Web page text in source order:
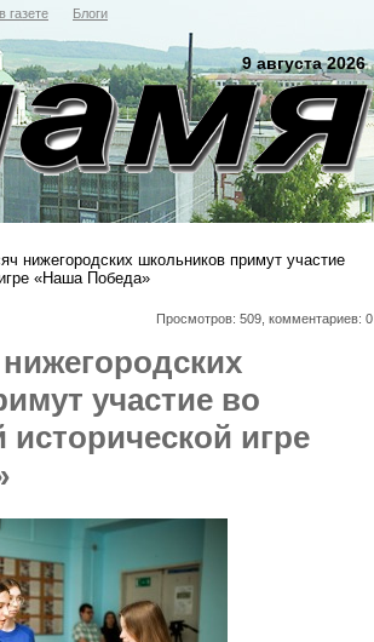
газете Блоги
9 августа 2026
нижегородских школьников примут участие
«Наша Победа»
Просмотров: 509, комментариев: 0
участие во
исторической игре